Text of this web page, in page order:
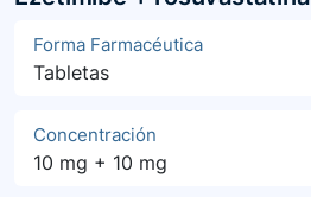
Forma Farmacéutica
Tabletas
Concentración
10 mg + 10 mg